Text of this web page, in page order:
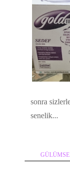
sonra
senelik...